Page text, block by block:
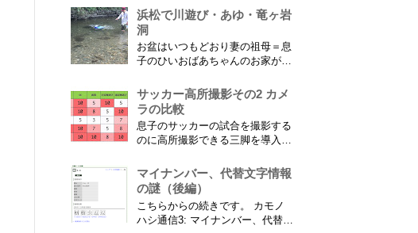
浜松で川遊び・あゆ・竜ヶ岩
洞
お盆はいつもどおり妻の祖母＝息
子のひいおばあちゃんのお家があ
ばあちゃんがご健在なのはとって
もありがたいことです。 5歳vs88
歳 ひいおばあちゃんとの対決！
カモノハシ通信3 神宮寺川で水遊
び、下の方に動画も付けてます
サッカー高所撮影その2 カメ
ラの比較
息子のサッカーの試合を撮影する
のに高所撮影できる三脚を導入し
さからフィールド全体（少年用な
ので大人用の半分の大きさです）
を撮影できればカメラを放置して
の撮影ができますし、選手のポジ
ショニングを俯瞰で見てあとから
マイナンバー、代替文字情報
の謎（後編）
こちらからの続きです。 カモノ
ハシ通信3: マイナンバー、代替文